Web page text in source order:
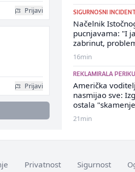
Prijavi
Prijavi
SIGURNOSNI INCIDENTI
Načelnik
pucnjavama: "I
zabrinut,
16min
REKLAMIRALA PERIKU
Američka
nasmijao sve:
ostala
21min
Privatnost Sigurnost